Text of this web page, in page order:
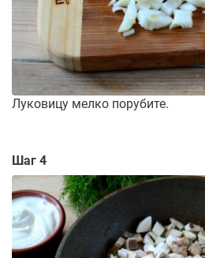
Луковицу мелко порубите.
Шаг 4